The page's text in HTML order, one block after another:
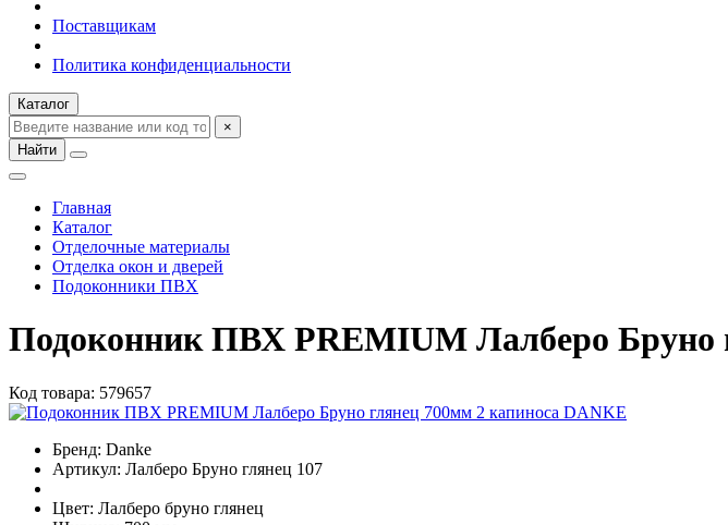
Поставщикам
Политика конфиденциальности
Каталог
×
Найти
Главная
Каталог
Отделочные материалы
Отделка окон и дверей
Подоконники ПВХ
Подоконник ПВХ PREMIUM Лалберо Бруно
Код товара: 579657
Бренд: Danke
Артикул: Лалберо Бруно глянец 107
Цвет: Лалберо бруно глянец